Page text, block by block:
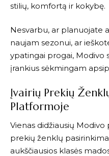
stilių, komfortą ir kokybę.
Nesvarbu, ar planuojate
naujam sezonui, ar
ypatingai progai, Modivo
įrankius sėkmingam
Įvairių Prekių
Platformoje
Vienas didžiausių Modivo
prekių ženklų
aukščiausios klasės